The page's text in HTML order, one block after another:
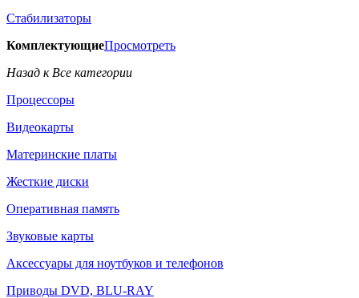
Стабилизаторы
КомплектующиеПросмотреть
Назад к Все категории
Процессоры
Видеокарты
Материнские платы
Жесткие диски
Оперативная память
Звуковые карты
Аксессуары для ноутбуков и телефонов
Приводы DVD, BLU-RAY